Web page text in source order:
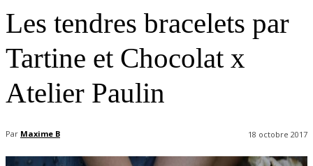
Les tendres bracelets par
Tartine et Chocolat x
Atelier Paulin
Par Maxime B 18 octobre 2017